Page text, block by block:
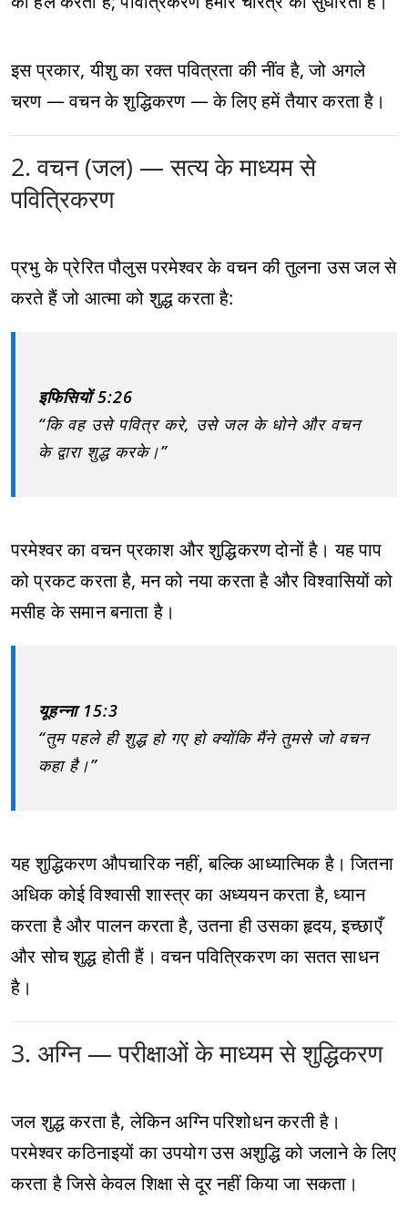
इस प्रकार, यीशु का रक्त पवित्रता की नींव है, जो अगले
चरण — वचन के शुद्धिकरण — के लिए हमें तैयार करता है।
2. वचन (जल) — सत्य के माध्यम से
पवित्रिकरण
प्रभु के प्रेरित पौलुस परमेश्वर के वचन की तुलना उस जल से
करते हैं जो आत्मा को शुद्ध करता है:
इफिसियों 5:26
“कि वह उसे पवित्र करे, उसे जल के धोने और वचन
के द्वारा शुद्ध करके।”
परमेश्वर का वचन प्रकाश और शुद्धिकरण दोनों है। यह पाप
को प्रकट करता है, मन को नया करता है और विश्वासियों को
मसीह के समान बनाता है।
यूहन्ना 15:3
“तुम पहले ही शुद्ध हो गए हो क्योंकि मैंने तुमसे जो वचन
कहा है।”
यह शुद्धिकरण औपचारिक नहीं, बल्कि आध्यात्मिक है। जितना
अधिक कोई विश्वासी शास्त्र का अध्ययन करता है, ध्यान
करता है और पालन करता है, उतना ही उसका हृदय, इच्छाएँ
और सोच शुद्ध होती हैं। वचन पवित्रिकरण का सतत साधन
है।
3. अग्नि — परीक्षाओं के माध्यम से शुद्धिकरण
जल शुद्ध करता है, लेकिन अग्नि परिशोधन करती है।
परमेश्वर कठिनाइयों का उपयोग उस अशुद्धि को जलाने के लिए
करता है जिसे केवल शिक्षा से दूर नहीं किया जा सकता।